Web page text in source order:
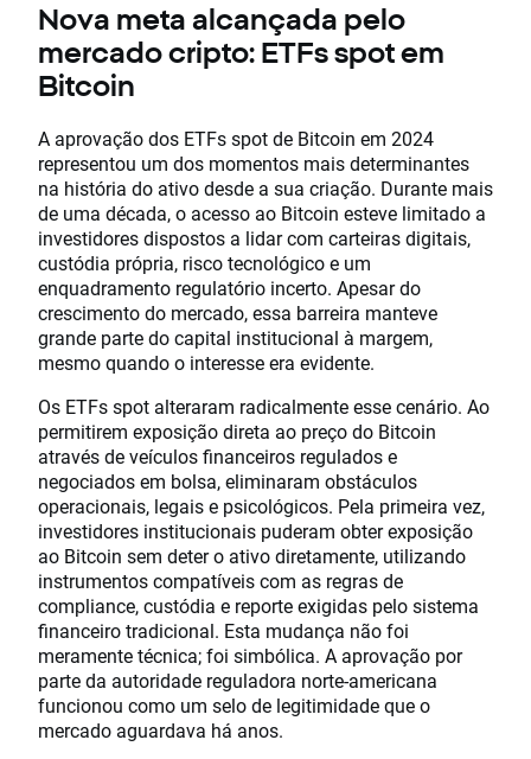
Nova meta alcançada pelo
mercado cripto: ETFs spot em
Bitcoin
A aprovação dos ETFs spot de Bitcoin em 2024
representou um dos momentos mais determinantes
na história do ativo desde a sua criação. Durante mais
de uma década, o acesso ao Bitcoin esteve limitado a
investidores dispostos a lidar com carteiras digitais,
custódia própria, risco tecnológico e um
enquadramento regulatório incerto. Apesar do
crescimento do mercado, essa barreira manteve
grande parte do capital institucional à margem,
mesmo quando o interesse era evidente.
Os ETFs spot alteraram radicalmente esse cenário. Ao
permitirem exposição direta ao preço do Bitcoin
através de veículos financeiros regulados e
negociados em bolsa, eliminaram obstáculos
operacionais, legais e psicológicos. Pela primeira vez,
investidores institucionais puderam obter exposição
ao Bitcoin sem deter o ativo diretamente, utilizando
instrumentos compatíveis com as regras de
compliance, custódia e reporte exigidas pelo sistema
financeiro tradicional. Esta mudança não foi
meramente técnica; foi simbólica. A aprovação por
parte da autoridade reguladora norte-americana
funcionou como um selo de legitimidade que o
mercado aguardava há anos.